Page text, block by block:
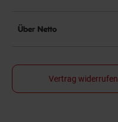
Über Netto
Vertrag widerrufen